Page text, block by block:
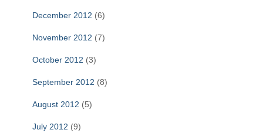
December 2012 (6)
November 2012 (7)
October 2012 (3)
September 2012 (8)
August 2012 (5)
July 2012 (9)